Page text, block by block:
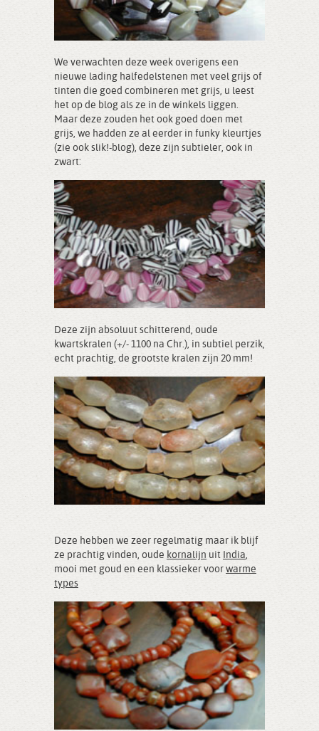
We verwachten deze week overigens een
nieuwe lading halfedelstenen met veel grijs of
tinten die goed combineren met grijs, u leest
het op de blog als ze in de winkels liggen.
Maar deze zouden het ook goed doen met
grijs, we hadden ze al eerder in funky kleurtjes
(zie ook slik!-blog), deze zijn subtieler, ook in
zwart:
Deze zijn absoluut schitterend, oude
kwartskralen (+/- 1100 na Chr.), in subtiel perzik,
echt prachtig, de grootste kralen zijn 20 mm!
Deze hebben we zeer regelmatig maar ik blijf
ze prachtig vinden, oude kornalijn uit India,
mooi met goud en een klassieker voor warme
types